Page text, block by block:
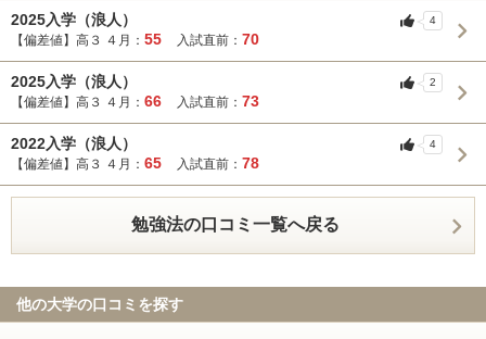
2025入学（浪人）
【偏差値】高３ ４月： 55 入試直前： 70
4
2025入学（浪人）
【偏差値】高３ ４月： 66 入試直前： 73
2
2022入学（浪人）
【偏差値】高３ ４月： 65 入試直前： 78
4
勉強法の口コミ一覧へ戻る
他の大学の口コミを探す